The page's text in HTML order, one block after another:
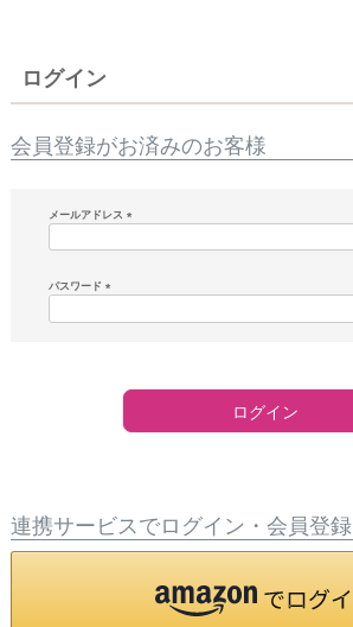
ログイン
会員登録がお済みのお客様
メールアドレス
須)
パスワード
須)
ログイン
連携サービスでログイン・会員登録